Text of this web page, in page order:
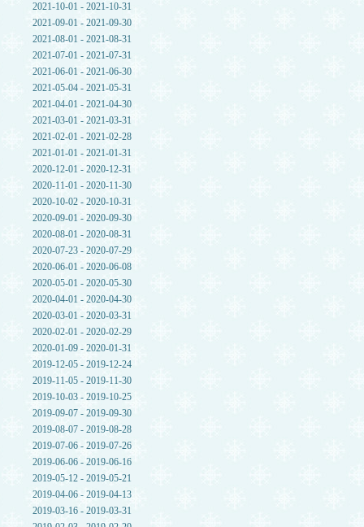
2021-10-01 - 2021-10-31
2021-09-01 - 2021-09-30
2021-08-01 - 2021-08-31
2021-07-01 - 2021-07-31
2021-06-01 - 2021-06-30
2021-05-04 - 2021-05-31
2021-04-01 - 2021-04-30
2021-03-01 - 2021-03-31
2021-02-01 - 2021-02-28
2021-01-01 - 2021-01-31
2020-12-01 - 2020-12-31
2020-11-01 - 2020-11-30
2020-10-02 - 2020-10-31
2020-09-01 - 2020-09-30
2020-08-01 - 2020-08-31
2020-07-23 - 2020-07-29
2020-06-01 - 2020-06-08
2020-05-01 - 2020-05-30
2020-04-01 - 2020-04-30
2020-03-01 - 2020-03-31
2020-02-01 - 2020-02-29
2020-01-09 - 2020-01-31
2019-12-05 - 2019-12-24
2019-11-05 - 2019-11-30
2019-10-03 - 2019-10-25
2019-09-07 - 2019-09-30
2019-08-07 - 2019-08-28
2019-07-06 - 2019-07-26
2019-06-06 - 2019-06-16
2019-05-12 - 2019-05-21
2019-04-06 - 2019-04-13
2019-03-16 - 2019-03-31